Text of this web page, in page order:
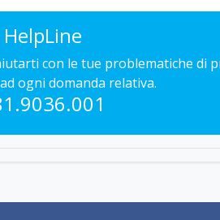
HelpLine
con le tue problematiche di
ogni domanda relativa.